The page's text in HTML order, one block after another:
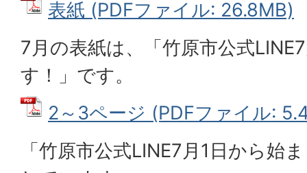
表紙 (PDFファイル: 26.8MB)
7月の表紙は、「竹原市公式
す！」です。
2～3ページ (PDFファイル:
「竹原市公式LINE7月1日から始